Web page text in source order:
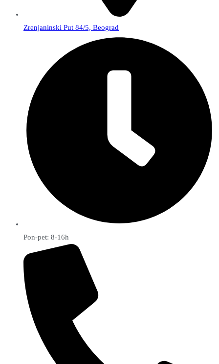
Zrenjaninski Put 84/5, Beograd
Pon-pet: 8-16h